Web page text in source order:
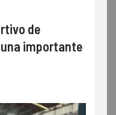
de
importante